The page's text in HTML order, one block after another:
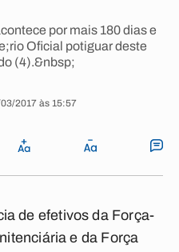
por mais 180 dias e
Oficial potiguar deste
(4).&nbsp;
2017 às 15:57
de efetivos da Força-
e da Força